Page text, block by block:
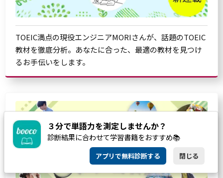
TOEIC満点の現役エンジニアMORIさんが、話題のTOEIC
教材を徹底分析。あなたに合った、最適の教材を見つけ
るお手伝いをします。
３分で単語力を測定しませんか？
診断結果に合わせて学習書籍をおすすめ📚
アプリで無料診断する 閉じる